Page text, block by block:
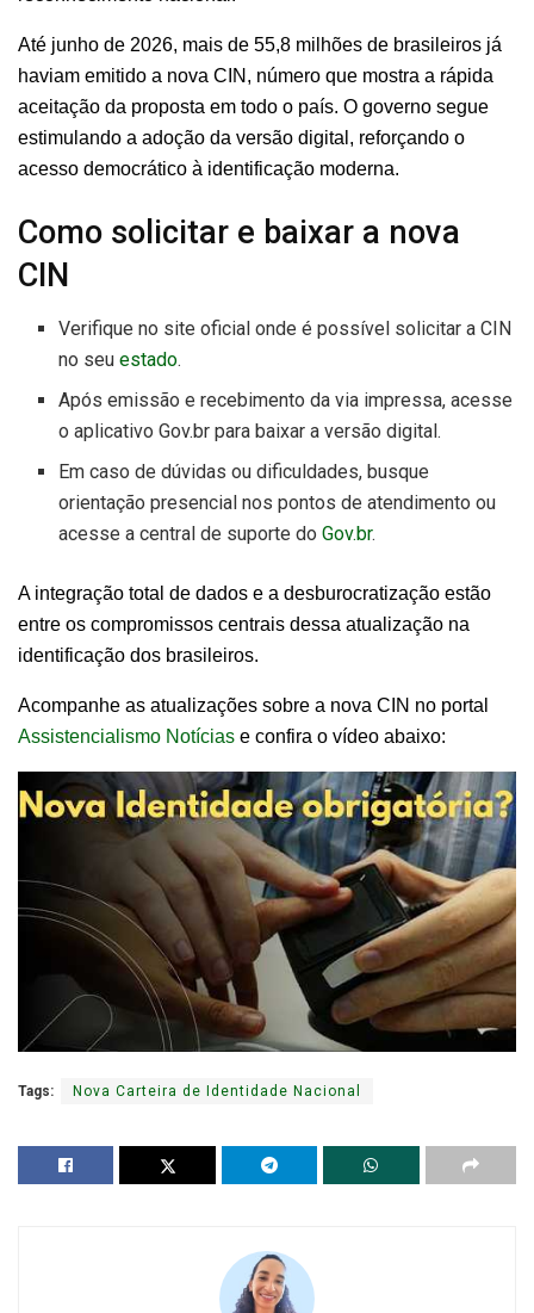
Até junho de 2026, mais de 55,8 milhões de brasileiros já
haviam emitido a nova CIN, número que mostra a rápida
aceitação da proposta em todo o país. O governo segue
estimulando a adoção da versão digital, reforçando o
acesso democrático à identificação moderna.
Como solicitar e baixar a nova
CIN
Verifique no site oficial onde é possível solicitar a CIN
no seuestado.
Após emissão e recebimento da via impressa, acesse
o aplicativo Gov.br para baixar a versão digital.
Em caso de dúvidas ou dificuldades, busque
orientação presencial nos pontos de atendimento ou
acesse a central de suporte do Gov.br.
A integração total de dados e a desburocratização estão
entre os compromissos centrais dessa atualização na
identificação dos brasileiros.
Acompanhe as atualizações sobre a nova CIN no portal
Assistencialismo Notícias e confira o vídeo abaixo:
Tags: Nova Carteira de Identidade Nacional